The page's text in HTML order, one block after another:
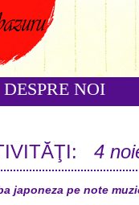
DESPRE NOI
4
japoneza pe note